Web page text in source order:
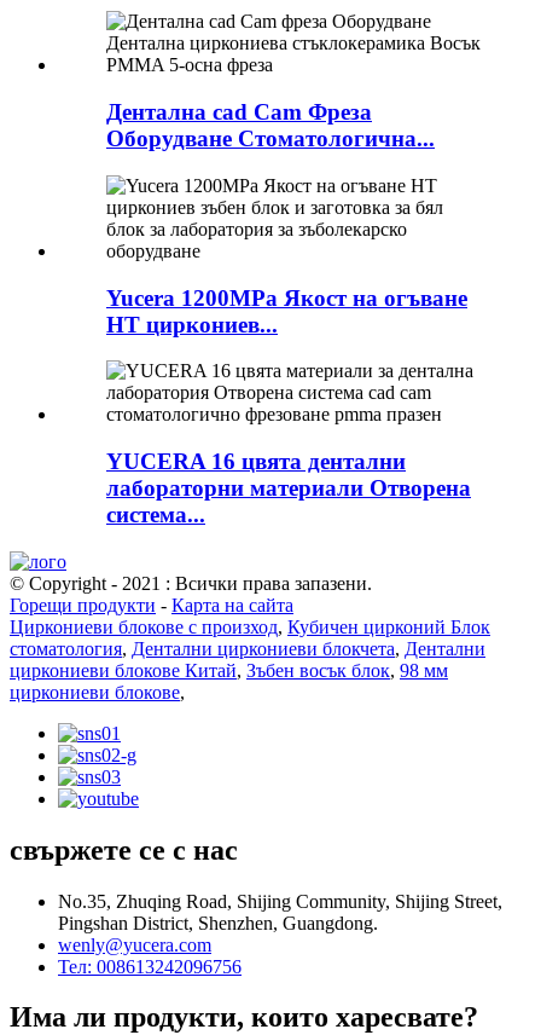
Дентална cad Cam Фреза
Оборудване Стоматологична...
Yucera 1200MPa Якост на огъване
HT циркониев...
YUCERA 16 цвята дентални
лабораторни материали Отворена
система...
© Copyright - 2021 : Всички права запазени.
Горещи продукти - Карта на сайта
Циркониеви блокове с произход, Кубичен цирконий Блок
стоматология, Дентални циркониеви блокчета, Дентални
циркониеви блокове Китай, Зъбен восък блок, 98 мм
циркониеви блокове,
свържете се с нас
No.35, Zhuqing Road, Shijing Community, Shijing Street,
Pingshan District, Shenzhen, Guangdong.
wenly@yucera.com
Тел: 008613242096756
Има ли продукти, които харесвате?